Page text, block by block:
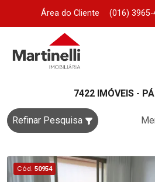
Área do Cliente (016)
7422 IMÓVEIS -
Refinar Pesquisa
Cód. 50954